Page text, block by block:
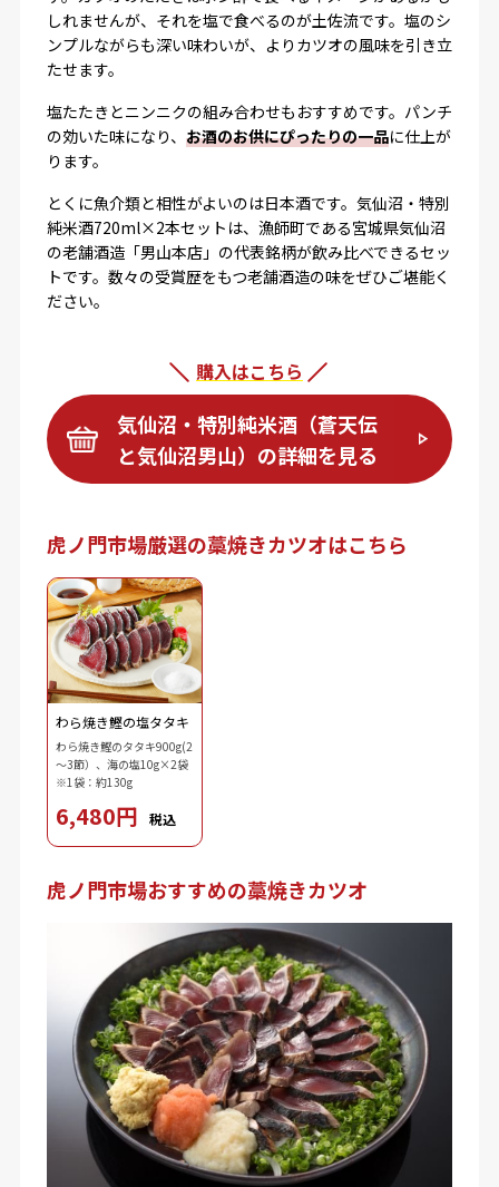
しれませんが、それを塩で食べるのが土佐流です。塩のシ
ンプルながらも深い味わいが、よりカツオの風味を引き立
たせます。
塩たたきとニンニクの組み合わせもおすすめです。パンチ
の効いた味になり、 お酒のお供にぴったりの一品に仕上が
ります。
とくに魚介類と相性がよいのは日本酒です。気仙沼・特別
純米酒720ml×2本セットは、漁師町である宮城県気仙沼
の老舗酒造「男山本店」の代表銘柄が飲み比べできるセッ
トです。数々の受賞歴をもつ老舗酒造の味をぜひご堪能く
ださい。
購入はこちら
気仙沼・特別純米酒（蒼天伝
と気仙沼男山）の詳細を見る
虎ノ門市場厳選の藁焼きカツオはこちら
わら焼き鰹の塩タタキ
わら焼き鰹のタタキ900g(2
～3節）、海の塩10g×2袋
※1袋：約130g
6,480円 税込
虎ノ門市場おすすめの藁焼きカツオ